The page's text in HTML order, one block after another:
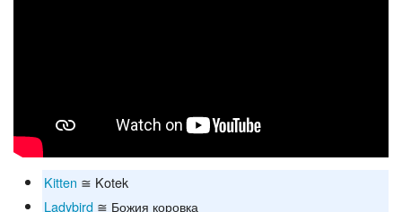
Kitten ≅ Kotek
Ladybird ≅ Божия коровка